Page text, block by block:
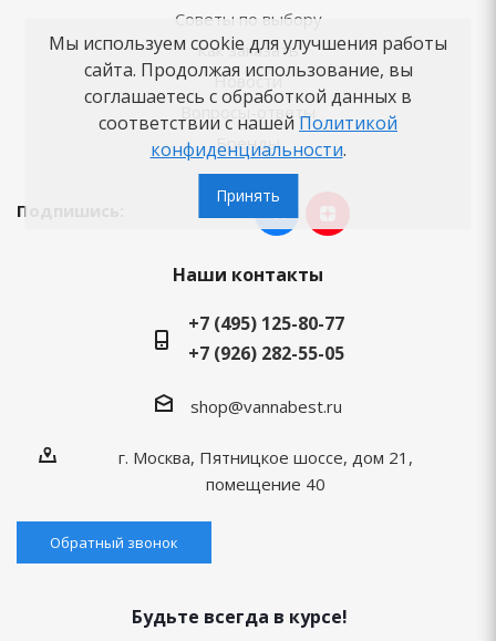
Советы по выбору
Как заказать
Новости
Вопросы-ответы
Бренды
Подпишись:
Наши контакты
+7 (495) 125-80-77
+7 (926) 282-55-05
shop@vannabest.ru
г. Москва, Пятницкое шоссе, дом 21,
помещение 40
Обратный звонок
Будьте всегда в курсе!
Мы используем cookie для улучшения работы
сайта. Продолжая использование, вы
соглашаетесь с обработкой данных в
соответствии с нашей Политикой
конфиденциальности.
Принять